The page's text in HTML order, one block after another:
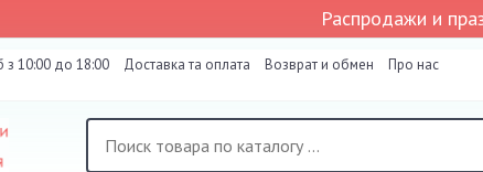
Распродажи и
з 10:00 до 18:00 Доставка та оплата Возврат и обмен
Про нас